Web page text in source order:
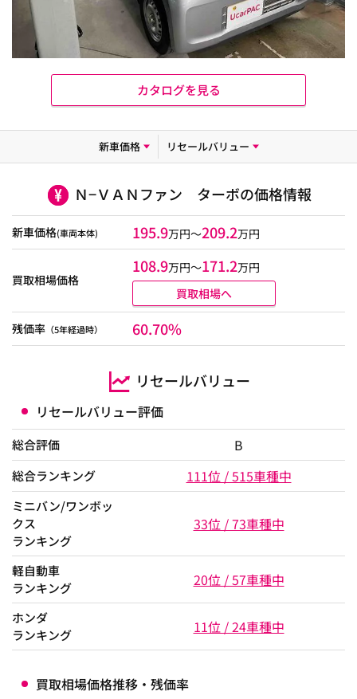
カタログを見る
新車価格 リセールバリュー
Ｎ−ＶＡＮファン ターボの価格情報
新車価格(車両本体) 195.9万円～209.2万円
買取相場価格
108.9万円〜171.2万円
買取相場へ
残価率 （5年経過時） 60.70%
リセールバリュー
リセールバリュー評価
総合評価 B
総合ランキング 111位 / 515車種中
ミニバン/ワンボッ
クス
ランキング
33位 / 73車種中
軽自動車
ランキング
20位 / 57車種中
ホンダ
ランキング
11位 / 24車種中
買取相場価格推移・残価率